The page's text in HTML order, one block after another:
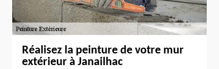
Réalisez la peinture de votre mur
extérieur à Janailhac